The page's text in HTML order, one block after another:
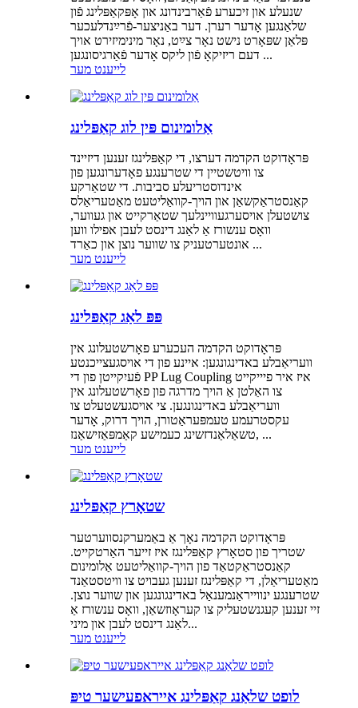
שנעלע און זיכערע פֿאַרבינדונג און אָפּקאַפּלינג פֿון
שלאַנגען אָדער רערן. דער באַניצער-פֿרײַנדלעכער
פּלאַן שפּאָרט נישט נאָר צײַט, נאָר מינימיזירט אויך
דעם ריזיקאָ פֿון ליקס אָדער פֿאַרגיסונגען ...
לייענט מער
אַלומינום פּין לוג קאַפּלינג
פּראָדוקט הקדמה דערצו, די קאַפּלינגז זענען דיזיינד
צו וויטשטיין די שטרענגע פאָדערונגען פון
אינדוסטריעלע סביבות. די שטאַרקע
קאַנסטראַקשאַן און הויך-קוואַליטעט מאַטעריאַלס
צושטעלן אויסערגעוויינלעך שטאַרקייט און געווער,
וואָס ענשורז אַ לאַנג דינסט לעבן אפילו ווען
אונטערטעניק צו שווער נוצן און כאַרד ...
לייענט מער
פּפּ לאַג קאַפּלינג
פּראָדוקט הקדמה העכערע פאָרשטעלונג אין
וועריאַבלע באדינגונגען: איינע פון ​​די אויסגעצייכנטע
פֿעיִקייטן פון די PP Lug Coupling איז איר פיייקייט
צו האַלטן אַ הויך מדרגה פון פאָרשטעלונג אין
וועריאַבלע באדינגונגען. צי אויסגעשטעלט צו
עקסטרעמע טעמפּעראַטורן, הויך דרוק, אָדער
טשאַלאַנדזשינג כעמישע קאַמפּאַזישאַנז, ...
לייענט מער
שטאָרץ קאַפּלינג
פּראָדוקט הקדמה נאָך אַ באַמערקנסווערטער
שטריך פון סטאָרץ קאַפּלינגז איז זייער האַרטקייט.
קאַנסטראַקטאַד פון הויך-קוואַליטעט אַלומינום
מאַטעריאַלן, די קאַפּלינגז זענען געבויט צו וויטסטאַנד
שטרענגע ינווייראַנמענאַל באדינגונגען און שווער נוצן.
זיי זענען קעגנשטעליק צו קעראָוזשאַן, וואָס ענשורז אַ
לאַנג דינסט לעבן און מיני...
לייענט מער
לופט שלאַנג קאַפּלינג אייראפעישער טיפּ